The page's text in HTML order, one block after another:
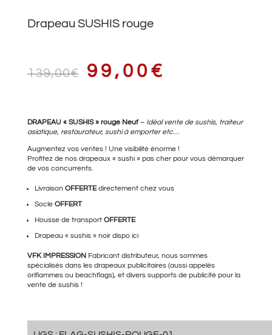
Drapeau SUSHIS rouge
139,00€ LE
PRIX
INITIAL
ÉTAIT :
139,00€.
99,00 €
PRIX
99,00€.
DRAPEAU « SUSHIS » rouge Neuf– Idéal vente de sushis, traiteur
asiatique, restaurateur, sushi à emporter etc…
Augmentez vos ventes ! Une visibilité énorme !
Profitez de nos drapeaux « sushi » pas cher pour vous démarquer
de vos concurrents.
Livraison OFFERTEdirectement chez vous
Socle OFFERT
Housse de transport OFFERTE
Drapeau « sushis » noirdispo ici
VFK IMPRESSION Fabricant distributeur, nous sommes
spécialisés dans les drapeaux publicitaires (aussi appelés
oriflammes ou beachflags), et divers supports de publicité pour la
vente de sushis !